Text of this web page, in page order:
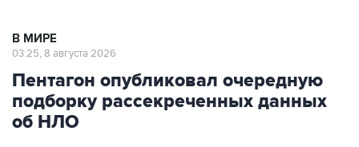
В МИРЕ
03:25, 8 августа 2026
Пентагон опубликовал очередную
подборку рассекреченных данных
об НЛО